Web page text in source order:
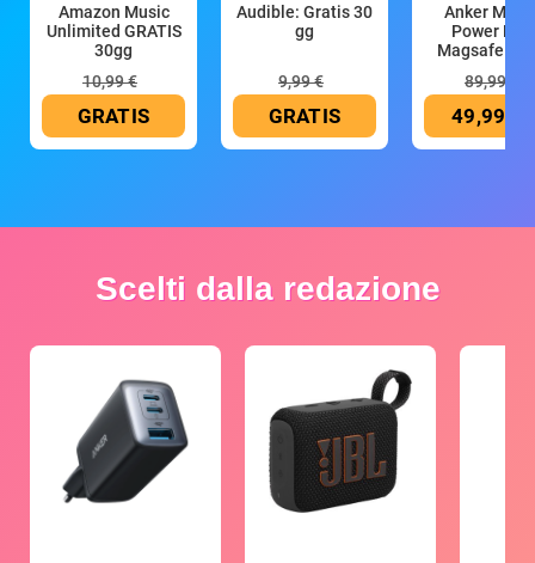
Amazon Music
Unlimited GRATIS
30gg
10,99 €
GRATIS
Audible: Gratis 30
gg
9,99 €
GRATIS
Anker
Power
Magsafe
89,99 €
49,99 €
Scelti dalla redazione